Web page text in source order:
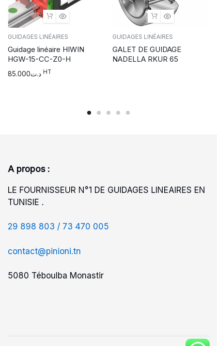
GUIDAGES LINÉAIRES
Guidage linéaire HIWIN
HGW-15-CC-Z0-H
د.ت85.000 HT
GUIDAGES LINÉAIRES
GALET DE GUIDAGE
NADELLA RKUR 65
A propos :
LE FOURNISSEUR N°1 DE GUIDAGES LINEAIRES EN
TUNISIE .
29 898 803 / 73 470 005
contact@pinioni.tn
5080 Téboulba Monastir